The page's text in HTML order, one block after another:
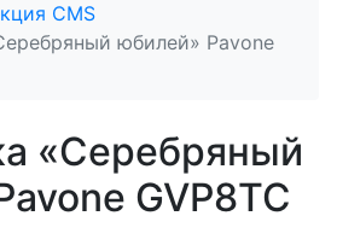
CMS
юбилей» Pavone
«Серебряный
GVP8TC